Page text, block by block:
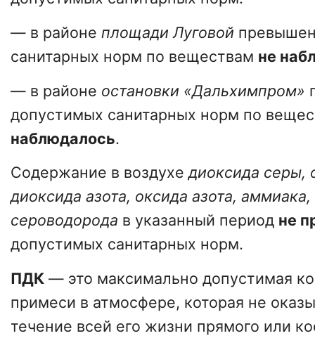
— в районе площади Луговой
санитарных норм по веществам не
— в районе остановки «Дальхимпром»
допустимых санитарных норм по
наблюдалось.
Содержание в воздухедиоксида серы,
диоксида азота, оксида азота,
сероводорода в указанный период не
допустимых санитарных норм.
ПДК — это максимально допустимая
примеси в атмосфере, которая не
течение всей его жизни прямого или